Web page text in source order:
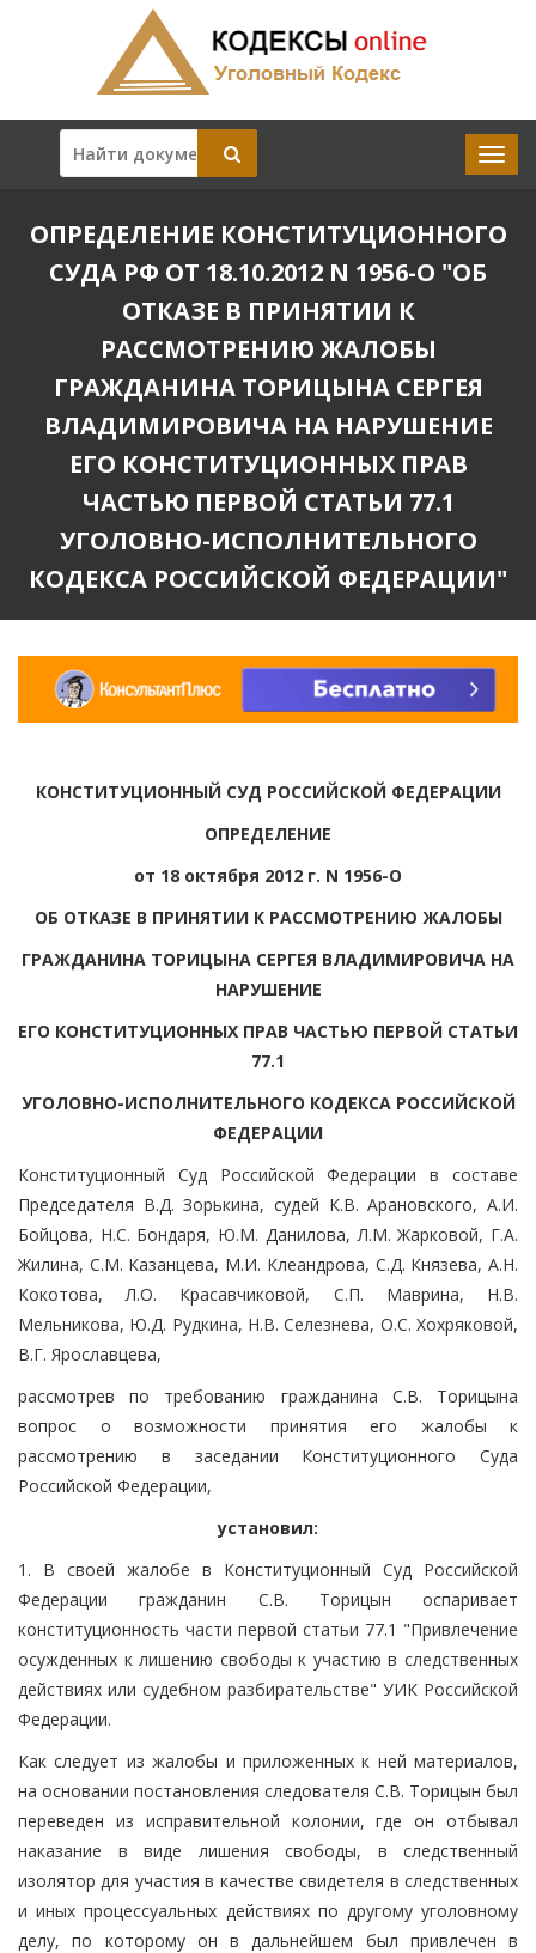
ОПРЕДЕЛЕНИЕ КОНСТИТУЦИОННОГО
СУДА РФ ОТ 18.10.2012 N 1956-О "ОБ
ОТКАЗЕ В ПРИНЯТИИ К
РАССМОТРЕНИЮ ЖАЛОБЫ
ГРАЖДАНИНА ТОРИЦЫНА СЕРГЕЯ
ВЛАДИМИРОВИЧА НА НАРУШЕНИЕ
ЕГО КОНСТИТУЦИОННЫХ ПРАВ
ЧАСТЬЮ ПЕРВОЙ СТАТЬИ 77.1
УГОЛОВНО-ИСПОЛНИТЕЛЬНОГО
КОДЕКСА РОССИЙСКОЙ ФЕДЕРАЦИИ"
КОНСТИТУЦИОННЫЙ СУД РОССИЙСКОЙ ФЕДЕРАЦИИ
ОПРЕДЕЛЕНИЕ
от 18 октября 2012 г. N 1956-О
ОБ ОТКАЗЕ В ПРИНЯТИИ К РАССМОТРЕНИЮ ЖАЛОБЫ
ГРАЖДАНИНА ТОРИЦЫНА СЕРГЕЯ ВЛАДИМИРОВИЧА НА
НАРУШЕНИЕ
ЕГО КОНСТИТУЦИОННЫХ ПРАВ ЧАСТЬЮ ПЕРВОЙ СТАТЬИ
77.1
УГОЛОВНО-ИСПОЛНИТЕЛЬНОГО КОДЕКСА РОССИЙСКОЙ
ФЕДЕРАЦИИ
Конституционный Суд Российской Федерации в составе
Председателя В.Д. Зорькина, судей К.В. Арановского, А.И.
Бойцова, Н.С. Бондаря, Ю.М. Данилова, Л.М. Жарковой, Г.А.
Жилина, С.М. Казанцева, М.И. Клеандрова, С.Д. Князева, А.Н.
Кокотова, Л.О. Красавчиковой, С.П. Маврина, Н.В.
Мельникова, Ю.Д. Рудкина, Н.В. Селезнева, О.С. Хохряковой,
В.Г. Ярославцева,
рассмотрев по требованию гражданина С.В. Торицына
вопрос о возможности принятия его жалобы к
рассмотрению в заседании Конституционного Суда
Российской Федерации,
установил:
1. В своей жалобе в Конституционный Суд Российской
Федерации гражданин С.В. Торицын оспаривает
конституционность части первой статьи 77.1 "Привлечение
осужденных к лишению свободы к участию в следственных
действиях или судебном разбирательстве" УИК Российской
Федерации.
Как следует из жалобы и приложенных к ней материалов,
на основании постановления следователя С.В. Торицын был
переведен из исправительной колонии, где он отбывал
наказание в виде лишения свободы, в следственный
изолятор для участия в качестве свидетеля в следственных
и иных процессуальных действиях по другому уголовному
делу, по которому он в дальнейшем был привлечен в